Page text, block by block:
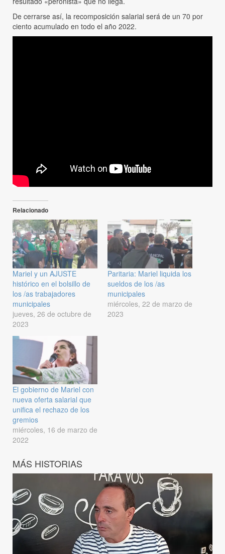
De cerrarse así, la recomposición salarial será de un 70 por
ciento acumulado en todo el año 2022.
Relacionado
Mariel y un AJUSTE
histórico en el bolsillo de
los /as trabajadores
municipales
jueves, 26 de octubre de
2023
Paritaria: Mariel liquida los
sueldos de los /as
municipales
miércoles, 22 de marzo de
2023
El gobierno de Mariel con
nueva oferta salarial que
unifica el rechazo de los
gremios
miércoles, 16 de marzo de
2022
MÁS HISTORIAS